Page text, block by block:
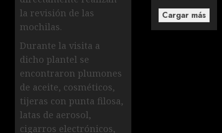
la revisión de las
mochilas.
Durante la visita a
dicho plantel se
encontraron plumones
de aceite, cosméticos,
tijeras con punta filosa,
latas de aerosol,
cigarros electrónicos,
Cargar más